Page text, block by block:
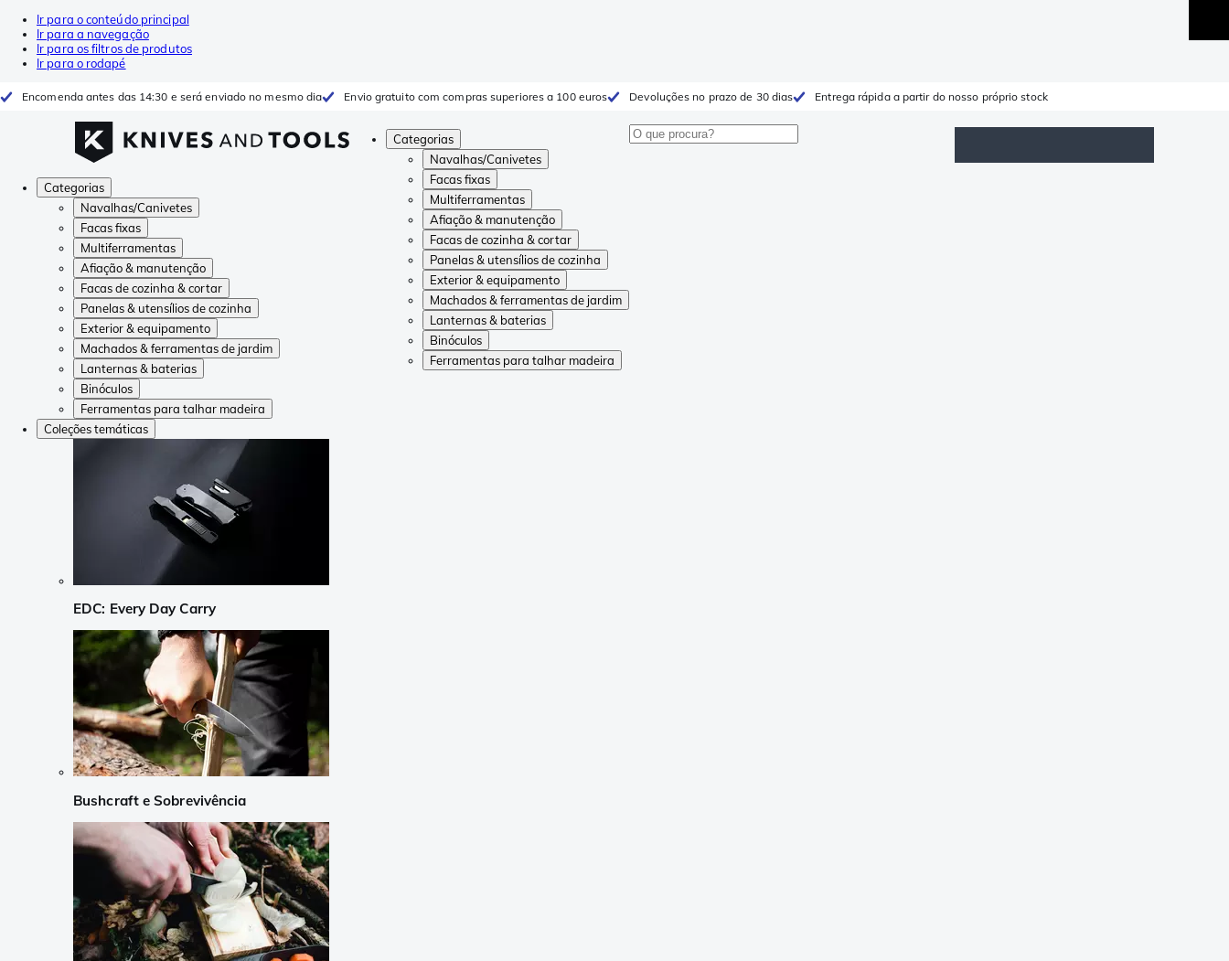
Ir para o conteúdo principal
Ir para a navegação
Ir para os filtros de produtos
Ir para o rodapé
Encomenda antes das 14:30 e será enviado no mesmo dia Envio gratuito com compras superiores a 100 euros Devoluções no prazo de 30 dias Entrega rápida a partir do nosso próprio stock
Categorias
Navalhas/Canivetes
Facas fixas
Multiferramentas
Afiação & manutenção
Facas de cozinha & cortar
Panelas & utensílios de cozinha
Exterior & equipamento
Machados & ferramentas de jardim
Lanternas & baterias
Binóculos
Ferramentas para talhar madeira
Categorias
Navalhas/Canivetes
Facas fixas
Multiferramentas
Afiação & manutenção
Facas de cozinha & cortar
Panelas & utensílios de cozinha
Exterior & equipamento
Machados & ferramentas de jardim
Lanternas & baterias
Binóculos
Ferramentas para talhar madeira
Coleções temáticas
EDC: Every Day Carry
Bushcraft e Sobrevivência